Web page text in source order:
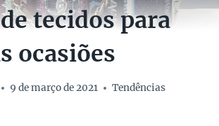
tecidos para
ocasiões
9 de março de 2021 Tendências